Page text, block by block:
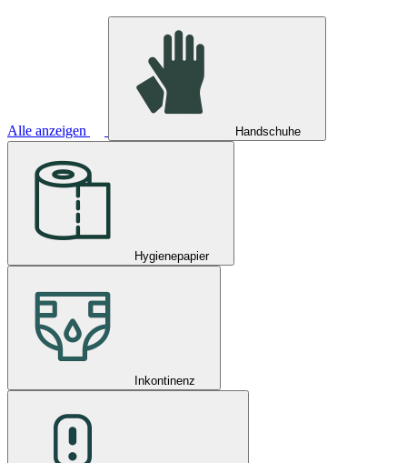
Alle anzeigen Handschuhe
Hygienepapier
Inkontinenz